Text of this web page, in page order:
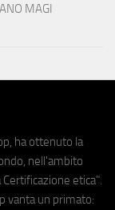
MAGI
ha ottenuto la
nell'ambito
etica".
vanta un primato: